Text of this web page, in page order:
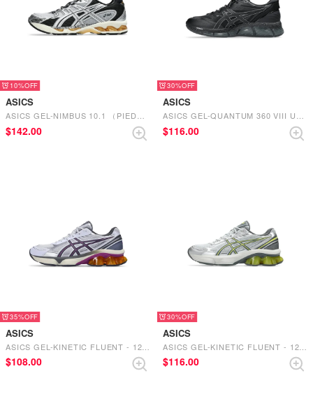
10%
ASICS
ASICS GEL-NIMBUS 10.1 （PIEDMONT GREY/PURE SILVER）
$‌142.00
30%
ASICS
ASICS GEL-QUANTUM 360 VIII UTILITY - 1203A471.001 （BLACK/TRUFFLE GREY）
$‌116.00
35%
ASICS
$‌108.00
30%
ASICS
$‌116.00